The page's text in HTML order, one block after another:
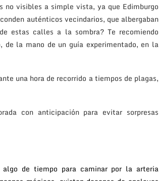
no visibles a simple vista, ya que Edimburgo
auténticos vecindarios, que albergaban
estas calles a la sombra? Te recomiendo
de la mano de un guía experimentado, en la
una hora de recorrido a tiempos de plagas,
con anticipación para evitar sorpresas
algo de tiempo para caminar por la arteria